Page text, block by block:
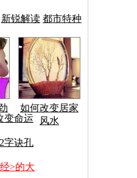
新锐解读 都市特种
如何改变居家
风水
变命运
字诀孔
>的大